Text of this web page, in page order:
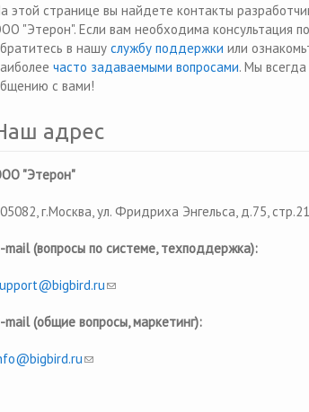
этой странице вы найдете контакты
"Этерон". Если вам необходима консультация
в нашуслужбу поддержки или
часто задаваемыми вопросами. Мы
с вами!
адрес
"Этерон"
г.Москва, ул. Фридриха Энгельса, д.75,
mail (вопросы по системе, техподдержка):
(link sends e-mail)
mail (общие вопросы, маркетинг):
(link sends e-mail)